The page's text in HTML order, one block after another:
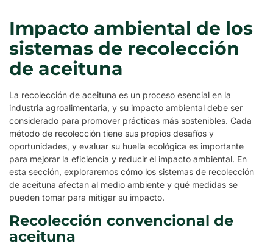
Impacto ambiental de los
sistemas de recolección
de aceituna
La recolección de aceituna es un proceso esencial en la
industria agroalimentaria, y su impacto ambiental debe ser
considerado para promover prácticas más sostenibles. Cada
método de recolección tiene sus propios desafíos y
oportunidades, y evaluar su huella ecológica es importante
para mejorar la eficiencia y reducir el impacto ambiental. En
esta sección, exploraremos cómo los sistemas de recolección
de aceituna afectan al medio ambiente y qué medidas se
pueden tomar para mitigar su impacto.
Recolección convencional de
aceituna